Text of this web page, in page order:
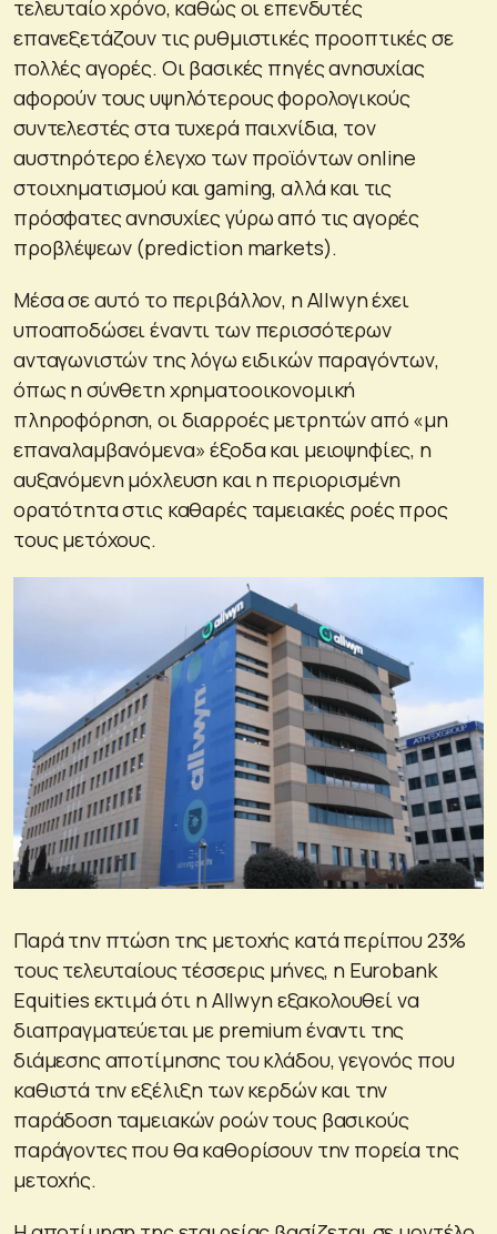
τελευταίο χρόνο, καθώς οι επενδυτές
επανεξετάζουν τις ρυθμιστικές προοπτικές σε
πολλές αγορές. Οι βασικές πηγές ανησυχίας
αφορούν τους υψηλότερους φορολογικούς
συντελεστές στα τυχερά παιχνίδια, τον
αυστηρότερο έλεγχο των προϊόντων online
στοιχηματισμού και gaming, αλλά και τις
πρόσφατες ανησυχίες γύρω από τις αγορές
προβλέψεων (prediction markets).
Μέσα σε αυτό το περιβάλλον, η Allwyn έχει
υποαποδώσει έναντι των περισσότερων
ανταγωνιστών της λόγω ειδικών παραγόντων,
όπως η σύνθετη χρηματοοικονομική
πληροφόρηση, οι διαρροές μετρητών από «μη
επαναλαμβανόμενα» έξοδα και μειοψηφίες, η
αυξανόμενη μόχλευση και η περιορισμένη
ορατότητα στις καθαρές ταμειακές ροές προς
τους μετόχους.
Παρά την πτώση της μετοχής κατά περίπου 23%
τους τελευταίους τέσσερις μήνες, η Eurobank
Equities εκτιμά ότι η Allwyn εξακολουθεί να
διαπραγματεύεται με premium έναντι της
διάμεσης αποτίμησης του κλάδου, γεγονός που
καθιστά την εξέλιξη των κερδών και την
παράδοση ταμειακών ροών τους βασικούς
παράγοντες που θα καθορίσουν την πορεία της
μετοχής.